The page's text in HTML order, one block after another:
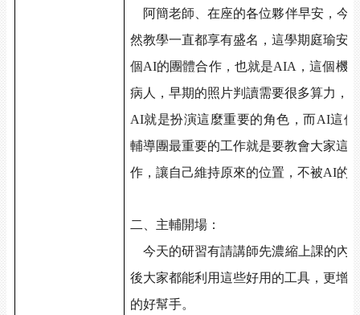
阿簡老師、在座的各位夥伴早安，今
然教學一直都享有盛名，這學期庭瑜安
個AI的團體合作，也就是AIA ，這個機
病人，早期的照片判讀需要很多算力，
AI就是扮演這麼重要的角色，而AI這件
輔導團最重要的工作就是要教會大家這
作，讓自己維持原來的位置，不被AI的
二、主輔開場：
今天的研習有請講師先濃縮上課的內
後大家都能利用這些好用的工具，更增
的好幫手。